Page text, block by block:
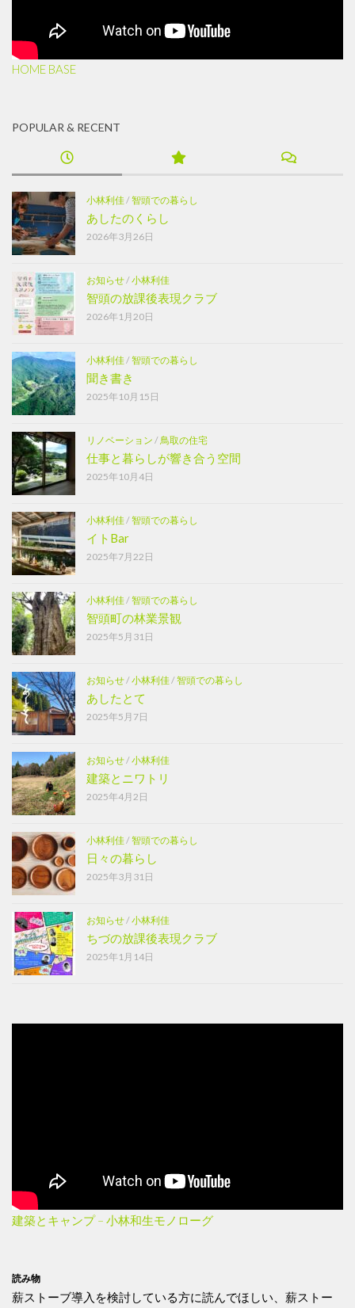
HOME BASE
POPULAR & RECENT
小林利佳/智頭での暮らし
あしたのくらし
2026年3月26日
お知らせ/小林利佳
智頭の放課後表現クラブ
2026年1月20日
小林利佳/智頭での暮らし
聞き書き
2025年10月15日
リノベーション /鳥取の住宅
仕事と暮らしが響き合う空間
2025年10月4日
小林利佳/智頭での暮らし
イトBar
2025年7月22日
小林利佳/智頭での暮らし
智頭町の林業景観
2025年5月31日
お知らせ/小林利佳/智頭での暮らし
あしたとて
2025年5月7日
お知らせ/小林利佳
建築とニワトリ
2025年4月2日
小林利佳/智頭での暮らし
日々の暮らし
2025年3月31日
お知らせ/小林利佳
ちづの放課後表現クラブ
2025年1月14日
建築とキャンプ – 小林和生モノローグ
読み物
薪ストーブ導入を検討している方に読んでほしい、薪ストー